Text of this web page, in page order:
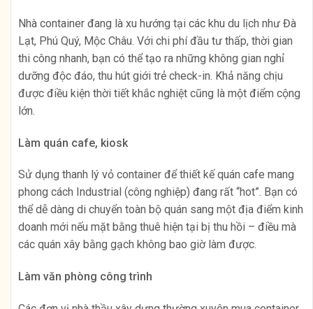
Nhà container đang là xu hướng tại các khu du lịch như Đà
Lạt, Phú Quý, Mộc Châu. Với chi phí đầu tư thấp, thời gian
thi công nhanh, bạn có thể tạo ra những không gian nghỉ
dưỡng độc đáo, thu hút giới trẻ check-in. Khả năng chịu
được điều kiện thời tiết khắc nghiệt cũng là một điểm cộng
lớn.
Làm quán cafe, kiosk
Sử dụng thanh lý vỏ container để thiết kế quán cafe mang
phong cách Industrial (công nghiệp) đang rất “hot”. Bạn có
thể dễ dàng di chuyển toàn bộ quán sang một địa điểm kinh
doanh mới nếu mặt bằng thuê hiện tại bị thu hồi – điều mà
các quán xây bằng gạch không bao giờ làm được.
Làm văn phòng công trình